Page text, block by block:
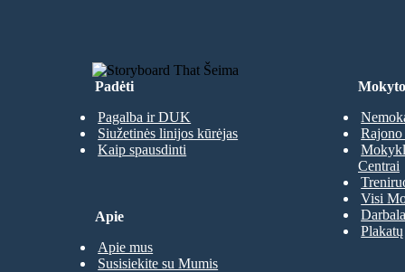
Padėti
Pagalba ir DUK
Siužetinės linijos kūrėjas
Kaip spausdinti
Rajono
Centrai
Visi
Apie
Apie mus
Susisiekite su Mumis